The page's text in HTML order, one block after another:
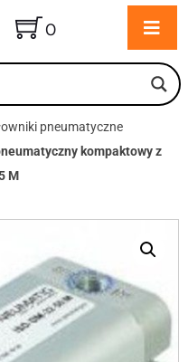
0
pneumatyczne
kompaktowy z
M